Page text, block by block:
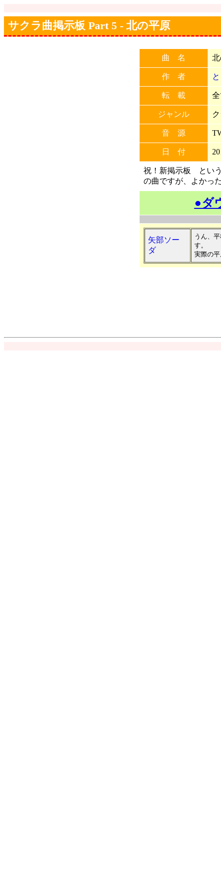
サクラ曲掲示板 Part 5 - 北の平原
曲 名
作 者
転 載
ジャンル
音 源
日 付
祝！新掲示板 とい
の曲ですが、よかっ
●ダ
矢部ソー
ダ
うん、
す。
実際の